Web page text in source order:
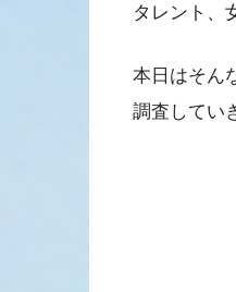
タレント、
本日はそん
調査してい